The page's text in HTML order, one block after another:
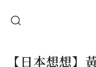
【日本想想】